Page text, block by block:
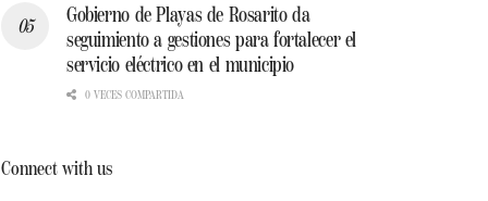
Gobierno de Playas de Rosarito da
seguimiento a gestiones para fortalecer el
servicio eléctrico en el municipio
0 VECES COMPARTIDA
Connect with us